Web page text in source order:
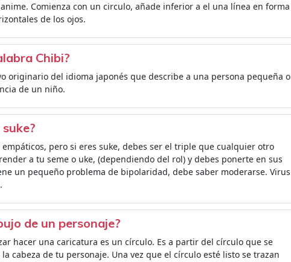
Comienza con un circulo, añade inferior a el una línea en forma
de los ojos.
Chibi?
originario del idioma japonés que describe a una persona pequeña o
de un niño.
pero si eres suke, debes ser el triple que cualquier otro
a tu seme o uke, (dependiendo del rol) y debes ponerte en sus
un pequeño problema de bipolaridad, debe saber moderarse. Virus
de un personaje?
hacer una caricatura es un círculo. Es a partir del círculo que se
cabeza de tu personaje. Una vez que el círculo esté listo se trazan